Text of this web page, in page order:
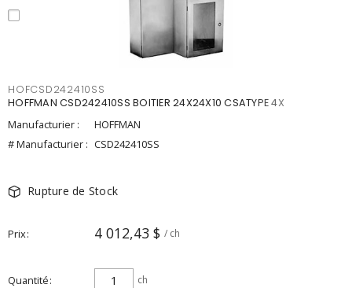
HOFCSD242410SS
HOFFMAN CSD242410SS BOITIER 24X24X10 CSATYPE 4X
Manufacturier :
HOFFMAN
# Manufacturier : CSD242410SS
Rupture de Stock
Prix 4 012,43 $ / ch
Quantité ch